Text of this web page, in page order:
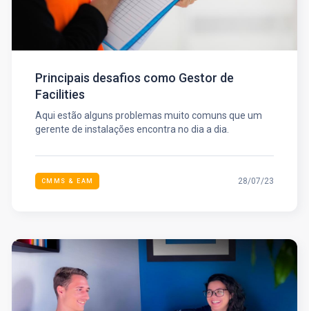
Principais desafios como Gestor de
Facilities
Aqui estão alguns problemas muito comuns que um
gerente de instalações encontra no dia a dia.
CMMS & EAM 28/07/23